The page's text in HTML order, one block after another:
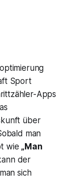
Sport
Apps
über
man
wie „Man
der
sich